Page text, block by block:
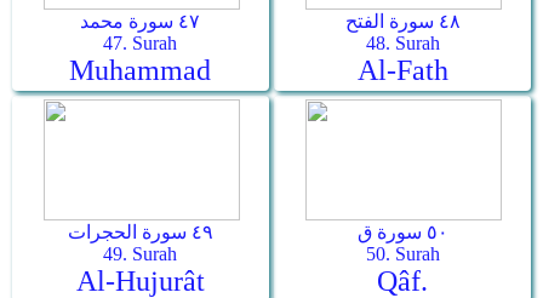
٤٧ سورة محمد
47. Surah
Muhammad
٤٨ سورة الفتح
48. Surah
Al-Fath
٤٩ سورة الحجرات
49. Surah
Al-Hujurât
٥٠ سورة ق
50. Surah
Qâf.